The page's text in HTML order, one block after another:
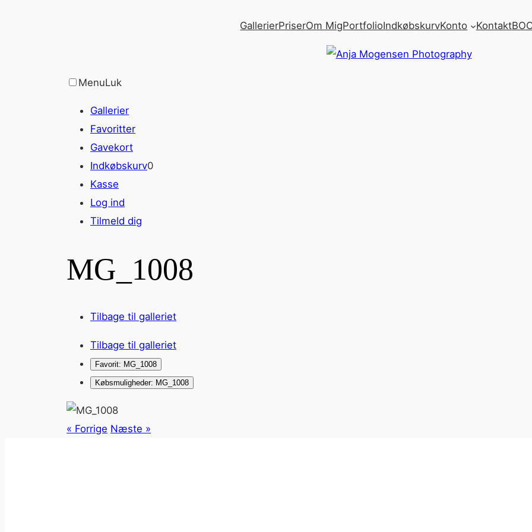
GallerierPriserOm MigPortfolioIndkøbskurvKonto Kontakt
MenuLuk
Gallerier
Favoritter
Gavekort
Indkøbskurv0
Kasse
Log ind
Tilmeld dig
MG_1008
Tilbage til galleriet
Tilbage til galleriet
Favorit: MG_1008
Købsmuligheder: MG_1008
« Forrige Næste »